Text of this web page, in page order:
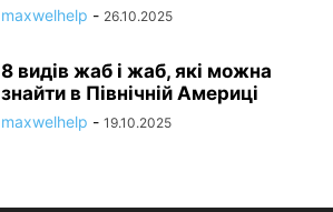
maxwelhelp - 26.10.2025
8 видів жаб і жаб, які можна
знайти в Північній Америці
maxwelhelp - 19.10.2025